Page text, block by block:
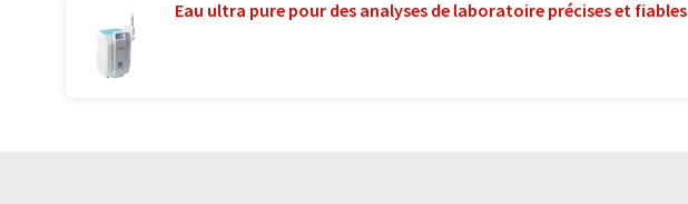
Eau ultra pure pour des analyses de laboratoire précises et fiables